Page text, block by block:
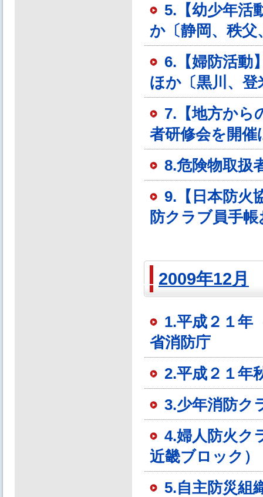
5.【幼少年活
か〔静岡、秩父
6.【婦防活動
ほか〔黒川、登
7.【地方から
者研修会を開催
8.危険物取扱
9.【日本防火
防クラブ員手
2009年12月
1.平成２１
省消防庁
2.平成２１年
3.少年消防ク
4.婦人防火ク
近畿ブロック）
5.自主防災組